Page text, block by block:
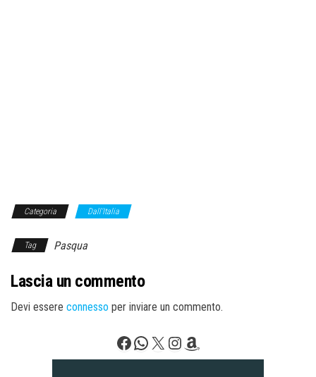
Categoria Dall'Italia
Tag Pasqua
Lascia un commento
Devi essere connesso per inviare un commento.
Facebook
WhatsApp
X Instagram
Amazon